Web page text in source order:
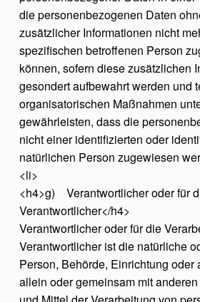
die personenbezogenen Daten
zusätzlicher Informationen nicht
spezifischen betroffenen Person
können, sofern diese zusätzlichen
gesondert aufbewahrt werden und
organisatorischen Maßnahmen
gewährleisten, dass die
nicht einer identifizierten oder
natürlichen Person zugewiesen
<li>
<h4>g) Verantwortlicher oder für
Verantwortlicher</h4>
Verantwortlicher oder für die
Verantwortlicher ist die natürliche
Person, Behörde, Einrichtung oder
allein oder gemeinsam mit